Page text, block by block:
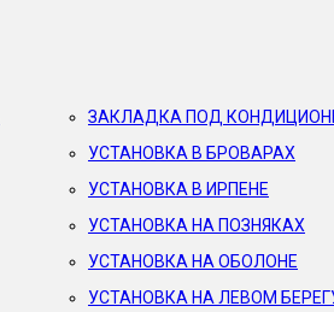
ЗАКЛАДКА ПОД
УСТАНОВКА В БРОВАРАХ
УСТАНОВКА В ИРПЕНЕ
УСТАНОВКА НА ПОЗНЯКАХ
УСТАНОВКА НА ОБОЛОНЕ
УСТАНОВКА НА ЛЕВОМ